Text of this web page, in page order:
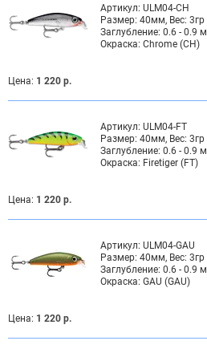
Артикул: ULM04-CH
Размер: 40мм, Вес: 3гр
Заглубление: 0.6 - 0.9 м
Окраска: Chrome (CH)
Цена: 1 220 р.
Артикул: ULM04-FT
Размер: 40мм, Вес: 3гр
Заглубление: 0.6 - 0.9 м
Окраска: Firetiger (FT)
Цена: 1 220 р.
Артикул: ULM04-GAU
Размер: 40мм, Вес: 3гр
Заглубление: 0.6 - 0.9 м
Окраска: GAU (GAU)
Цена: 1 220 р.